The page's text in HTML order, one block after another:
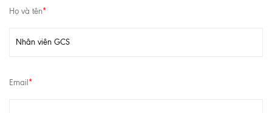
Họ và tên*
Email *